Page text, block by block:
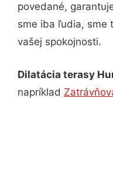
povedané,
sme iba ľudia, sme
vašej spokojnosti.
Dilatácia terasy
napríklad